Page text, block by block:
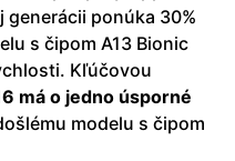
ponúka 30%
s čipom A13 Bionic
Kľúčovou
má o jedno úsporné
modelu s čipom